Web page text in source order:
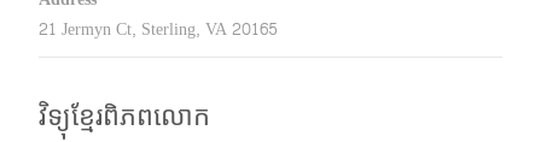
21 Jermyn Ct, Sterling, VA 20165
វិទ្យុខ្មែរពិភពលោក